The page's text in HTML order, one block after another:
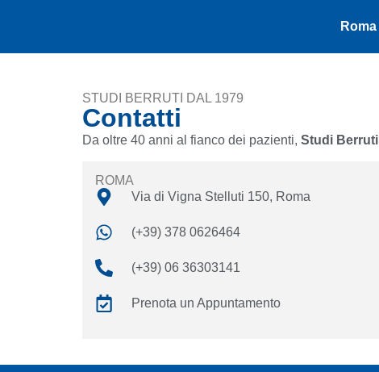
Roma
STUDI BERRUTI DAL 1979
Contatti
Da oltre 40 anni al fianco dei pazienti, Studi Berruti
ROMA
Via di Vigna Stelluti 150, Roma
(+39) 378 0626464
(+39) 06 36303141
Prenota un Appuntamento